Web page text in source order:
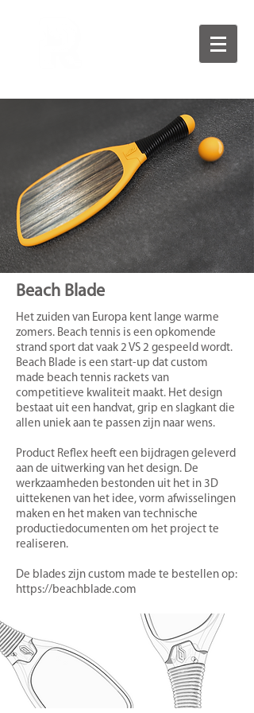
Beach Blade
Het zuiden van Europa kent lange warme
zomers. Beach tennis is een opkomende
strand sport dat vaak 2 VS 2 gespeeld wordt.
Beach Blade is een start-up dat custom
made beach tennis rackets van
competitieve kwaliteit maakt. Het design
bestaat uit een handvat, grip en slagkant die
allen uniek aan te passen zijn naar wens.
Product Reflex heeft een bijdragen geleverd
aan de uitwerking van het design. De
werkzaamheden bestonden uit het in 3D
uittekenen van het idee, vorm afwisselingen
maken en het maken van technische
productiedocumenten om het project te
realiseren.
De blades zijn custom made te bestellen op:
https://beachblade.com